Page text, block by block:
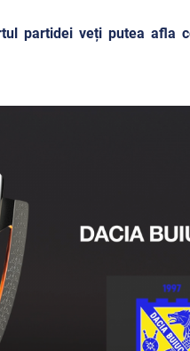
partidei veți putea afla